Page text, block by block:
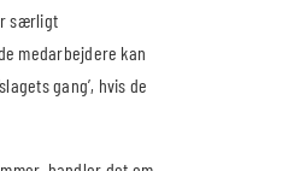
særligt
medarbejdere kan
gang’, hvis de